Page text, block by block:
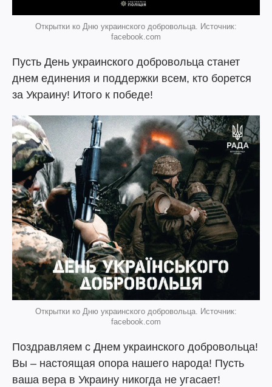
Открытки ко Дню украинского добровольца. Источник:
facebook.com
Пусть День украинского добровольца станет
днем единения и поддержки всем, кто борется
за Украину! Итого к победе!
Открытки ко Дню украинского добровольца. Источник:
facebook.com
Поздравляем с Днем украинского добровольца!
Вы – настоящая опора нашего народа! Пусть
ваша вера в Украину никогда не угасает!